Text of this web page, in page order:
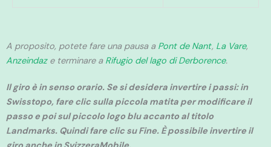
A proposito, potete fare una pausa a Pont de Nant, La Vare,
Anzeindaze terminare a Rifugio del lago di Derborence.
Il giro è in senso orario. Se si desidera invertire i passi: in
Swisstopo, fare clic sulla piccola matita per modificare il
passo e poi sul piccolo logo blu accanto al titolo
Landmarks. Quindi fare clic su Fine. È possibile invertire il